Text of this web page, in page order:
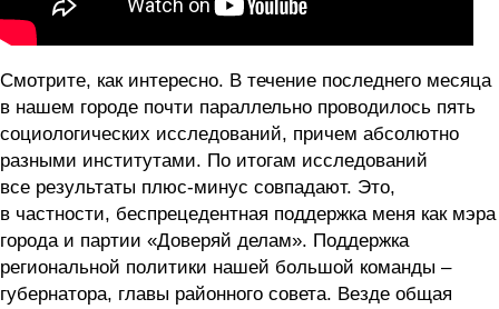
Смотрите, как интересно. В течение последнего месяца
в нашем городе почти параллельно проводилось пять
социологических исследований, причем абсолютно
разными институтами. По итогам исследований
все результаты плюс-минус совпадают. Это,
в частности, беспрецедентная поддержка меня как мэра
города и партии «Доверяй делам». Поддержка
региональной политики нашей большой команды –
губернатора, главы районного совета. Везде общая